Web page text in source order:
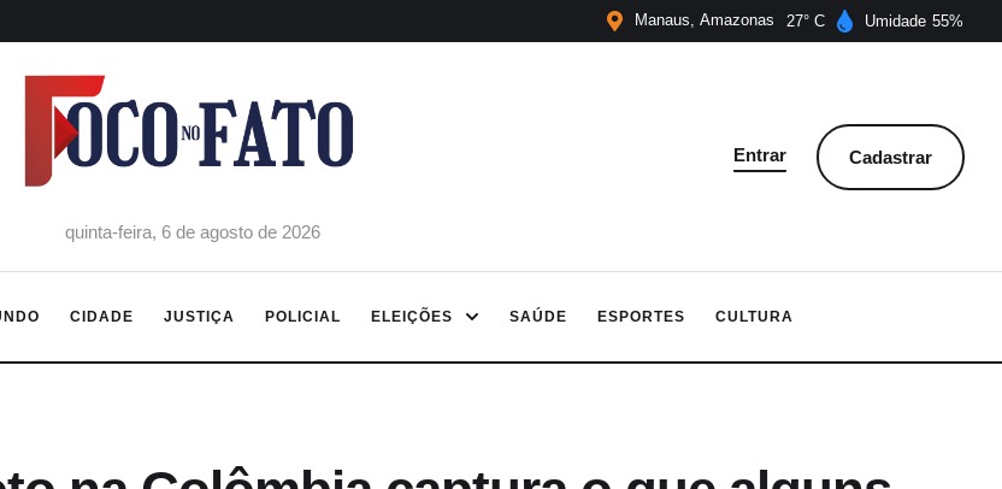
Manaus Amazonas 27 Umidade 55
quinta-feira, 6 de agosto de 2026
Entrar Cadastrar
CIDADE JUSTIÇA POLICIAL ELEIÇÕES SAÚDE ESPORTES CULTURA